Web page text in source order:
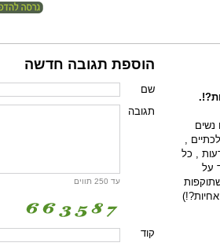
הוספת תגובה חדשה
שם
עד 250 תווים
תגובה
קוד
נשים
,
, כל
על